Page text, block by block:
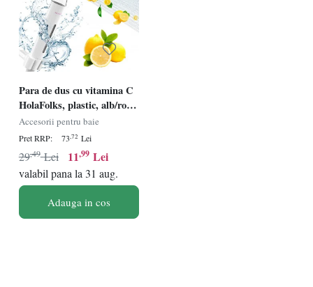
Para de dus cu vitamina C
HolaFolks, plastic, alb/roz,
27,4 x 9 cm
Accesorii pentru baie
Pret RRP: 73,72 Lei
11,99 Lei
29,49 Lei
valabil pana la 31 aug.
Adauga in cos